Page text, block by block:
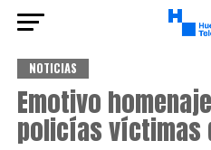
NOTICIAS
Emotivo
policías